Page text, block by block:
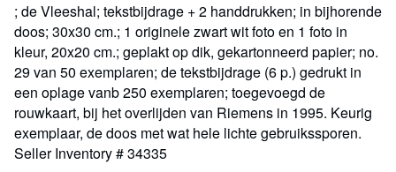
; de Vleeshal; tekstbijdrage + 2 handdrukken; in bijhorende
doos; 30x30 cm.; 1 originele zwart wit foto en 1 foto in
kleur, 20x20 cm.; geplakt op dik, gekartonneerd papier; no.
29 van 50 exemplaren; de tekstbijdrage (6 p.) gedrukt in
een oplage vanb 250 exemplaren; toegevoegd de
rouwkaart, bij het overlijden van Riemens in 1995. Keurig
exemplaar, de doos met wat hele lichte gebruikssporen.
Seller Inventory # 34335